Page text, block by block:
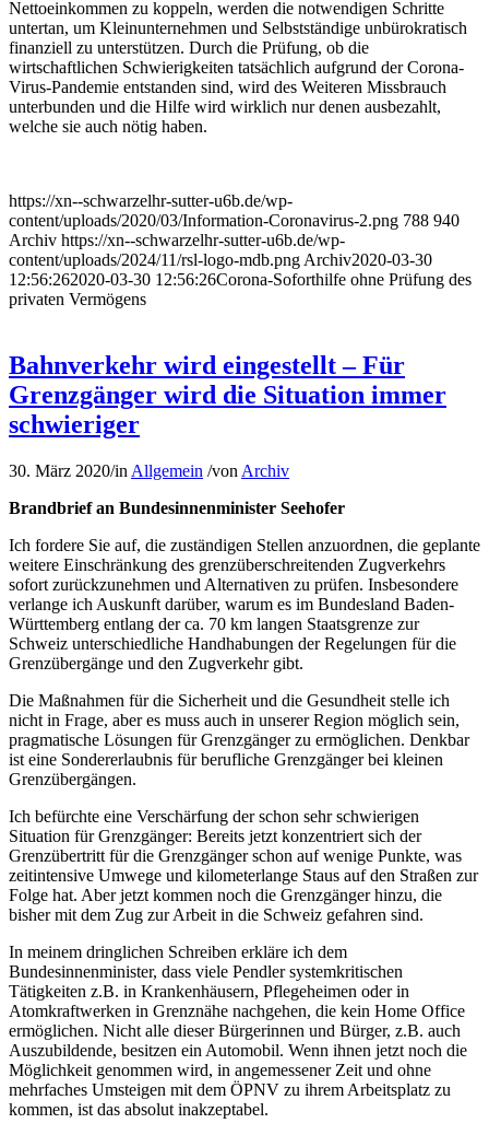
Nettoeinkommen zu koppeln, werden die notwendigen Schritte
untertan, um Kleinunternehmen und Selbstständige unbürokratisch
finanziell zu unterstützen. Durch die Prüfung, ob die
wirtschaftlichen Schwierigkeiten tatsächlich aufgrund der Corona-
Virus-Pandemie entstanden sind, wird des Weiteren Missbrauch
unterbunden und die Hilfe wird wirklich nur denen ausbezahlt,
welche sie auch nötig haben.
https://xn--schwarzelhr-sutter-u6b.de/wp-
content/uploads/2020/03/Information-Coronavirus-2.png 788 940
Archiv https://xn--schwarzelhr-sutter-u6b.de/wp-
content/uploads/2024/11/rsl-logo-mdb.png Archiv2020-03-30
12:56:262020-03-30 12:56:26Corona-Soforthilfe ohne Prüfung des
privaten Vermögens
Bahnverkehr wird eingestellt – Für
Grenzgänger wird die Situation immer
schwieriger
30. März 2020/in Allgemein /von Archiv
Brandbrief an Bundesinnenminister Seehofer
Ich fordere Sie auf, die zuständigen Stellen anzuordnen, die geplante
weitere Einschränkung des grenzüberschreitenden Zugverkehrs
sofort zurückzunehmen und Alternativen zu prüfen. Insbesondere
verlange ich Auskunft darüber, warum es im Bundesland Baden-
Württemberg entlang der ca. 70 km langen Staatsgrenze zur
Schweiz unterschiedliche Handhabungen der Regelungen für die
Grenzübergänge und den Zugverkehr gibt.
Die Maßnahmen für die Sicherheit und die Gesundheit stelle ich
nicht in Frage, aber es muss auch in unserer Region möglich sein,
pragmatische Lösungen für Grenzgänger zu ermöglichen. Denkbar
ist eine Sondererlaubnis für berufliche Grenzgänger bei kleinen
Grenzübergängen.
Ich befürchte eine Verschärfung der schon sehr schwierigen
Situation für Grenzgänger: Bereits jetzt konzentriert sich der
Grenzübertritt für die Grenzgänger schon auf wenige Punkte, was
zeitintensive Umwege und kilometerlange Staus auf den Straßen zur
Folge hat. Aber jetzt kommen noch die Grenzgänger hinzu, die
bisher mit dem Zug zur Arbeit in die Schweiz gefahren sind.
In meinem dringlichen Schreiben erkläre ich dem
Bundesinnenminister, dass viele Pendler systemkritischen
Tätigkeiten z.B. in Krankenhäusern, Pflegeheimen oder in
Atomkraftwerken in Grenznähe nachgehen, die kein Home Office
ermöglichen. Nicht alle dieser Bürgerinnen und Bürger, z.B. auch
Auszubildende, besitzen ein Automobil. Wenn ihnen jetzt noch die
Möglichkeit genommen wird, in angemessener Zeit und ohne
mehrfaches Umsteigen mit dem ÖPNV zu ihrem Arbeitsplatz zu
kommen, ist das absolut inakzeptabel.